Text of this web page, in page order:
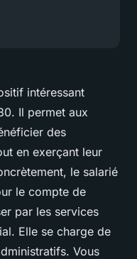
intéressant
Il permet aux
des
en exerçant leur
le salarié
le compte de
par les services
Elle se charge de
Vous